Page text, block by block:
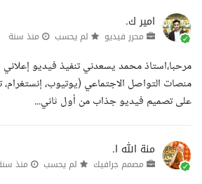
امير ك.
محرر فيديو لم يحسب منذ سنة
مرحبا،استاذ محمد يسعدني تنفيذ فيديو
منصات التواصل الاجتماعي (يوتيوب،
على تصميم فيديو جذاب من أول ثاني...
منة الله ا.
مصمم جرافيك لم يحسب منذ